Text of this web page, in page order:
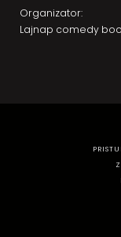
Organizator:
Lajnap comedy